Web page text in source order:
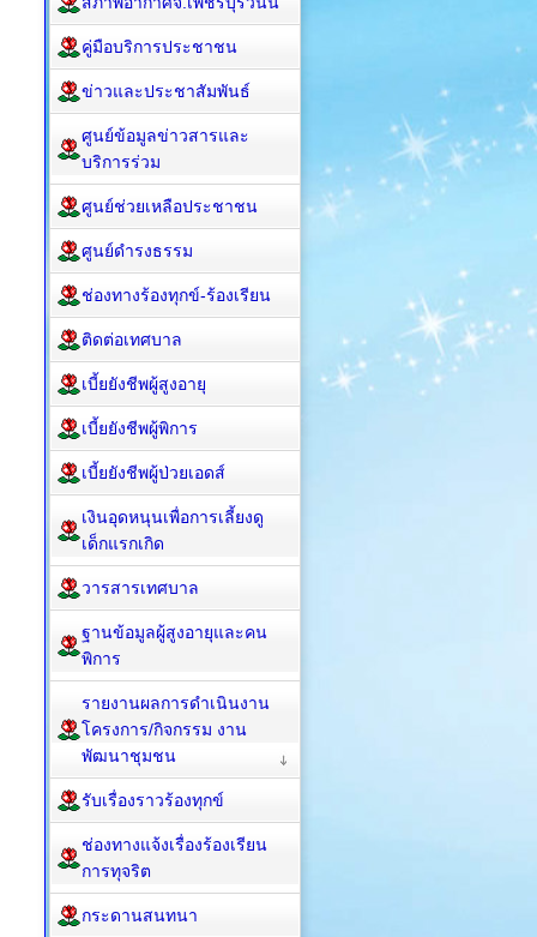
คู่มือบริการประชาชน
ข่าวและประชาสัมพันธ์
ศูนย์ข้อมูลข่าวสารและ
บริการร่วม
ศูนย์ช่วยเหลือประชาชน
ศูนย์ดำรงธรรม
ช่องทางร้องทุกข์-ร้องเรียน
ติดต่อเทศบาล
เบี้ยยังชีพผู้สูงอายุ
เบี้ยยังชีพผู้พิการ
เบี้ยยังชีพผู้ป่วยเอดส์
เงินอุดหนุนเพื่อการเลี้ยงดู
เด็กแรกเกิด
วารสารเทศบาล
ฐานข้อมูลผู้สูงอายุและคน
พิการ
รายงานผลการดำเนินงาน
โครงการ/กิจกรรม งาน
พัฒนาชุมชน
รับเรื่องราวร้องทุกข์
ช่องทางแจ้งเรื่องร้องเรียน
การทุจริต
กระดานสนทนา